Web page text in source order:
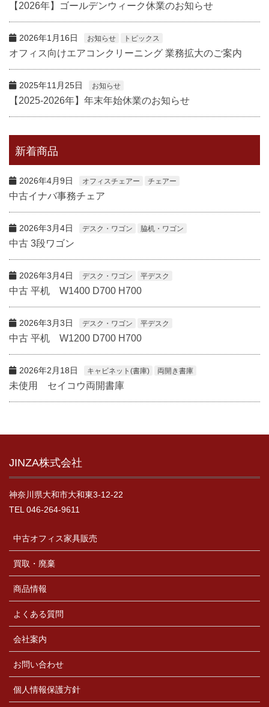
【2026年】ゴールデンウィーク休業のお知らせ
2026年1月16日 お知らせ トピックス
オフィス向けエアコンクリーニング 業務拡大のご案内
2025年11月25日 お知らせ
【2025-2026年】年末年始休業のお知らせ
新着商品
2026年4月9日 オフィスチェアー チェアー
中古イナバ事務チェア
2026年3月4日 デスク・ワゴン 脇机・ワゴン
中古 3段ワゴン
2026年3月4日 デスク・ワゴン 平デスク
中古 平机 W1400 D700 H700
2026年3月3日 デスク・ワゴン 平デスク
中古 平机 W1200 D700 H700
2026年2月18日 キャビネット(書庫) 両開き書庫
未使用 セイコウ両開書庫
JINZA株式会社
神奈川県大和市大和東3-12-22
TEL 046-264-9611
中古オフィス家具販売
買取・廃棄
商品情報
よくある質問
会社案内
お問い合わせ
個人情報保護方針